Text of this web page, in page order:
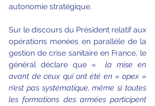
autonomie stratégique.
Sur le discours du Président relatif aux
opérations menées en parallèle de la
gestion de crise sanitaire en France, le
général déclare que « la mise en
avant de ceux qui ont été en « opex »
n’est pas systématique, même si toutes
les formations des armées participent